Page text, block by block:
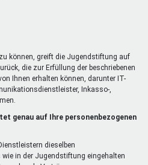
können, greift die Jugendstiftung auf
die zur Erfüllung der beschriebenen
Ihnen erhalten können, darunter IT-
Inkasso-,
genau auf Ihre personenbezogenen
dieselben
in der Jugendstiftung eingehalten